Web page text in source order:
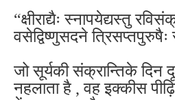
“क्षीराद्यैः स्नापयेद्यस्तु
वसेद्विष्णुसदने
जो सूर्यकी संक्रान्तिके दिन
नहलाता है , वह इक्कीस